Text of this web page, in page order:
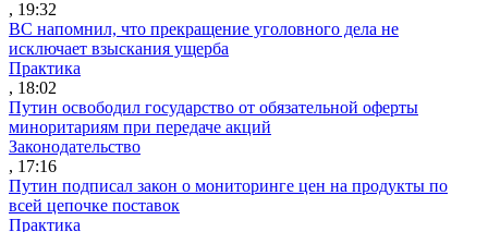
, 19:32
ВС напомнил, что прекращение уголовного дела не
исключает взыскания ущерба
Практика
, 18:02
Путин освободил государство от обязательной оферты
миноритариям при передаче акций
Законодательство
, 17:16
Путин подписал закон о мониторинге цен на продукты по
всей цепочке поставок
Практика